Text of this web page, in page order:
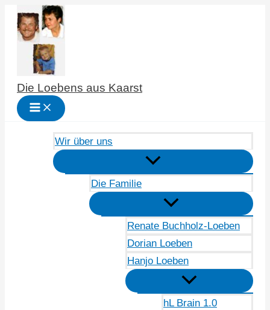
Zum
Inhalt
springen
Die Loebens aus Kaarst
Wir über uns
Die Familie
Renate Buchholz-Loeben
Dorian Loeben
Hanjo Loeben
hL Brain 1.0